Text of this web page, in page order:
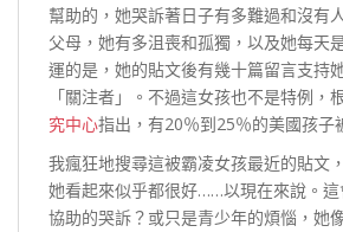
幫助的，她哭訴著日子有多難過和沒有
父母，她有多沮喪和孤獨，以及她每天
運的是，她的貼文後有幾十篇留言支持
「關注者」。不過這女孩也不是特例，
究中心指出，有20％到25％的美國孩子
我瘋狂地搜尋這被霸凌女孩最近的貼文
她看起來似乎都很好……以現在來說。
協助的哭訴？或只是青少年的煩惱，她